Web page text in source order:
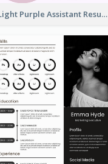
Light Purple Assistant Resume